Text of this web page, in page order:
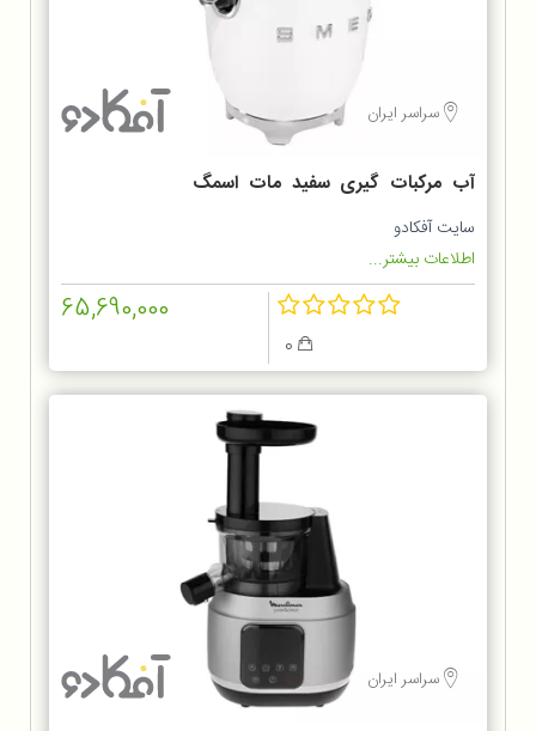
سراسر ایران
آب مرکبات گیری سفید مات اسمگ
CJF01WHMEU
سایت آفکادو
اطلاعات بیشتر...
65,690,000
سراسر ایران